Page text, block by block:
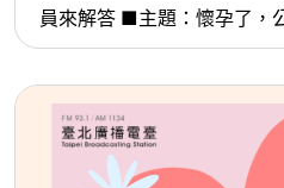
員來解答 ■主題：懷孕了，